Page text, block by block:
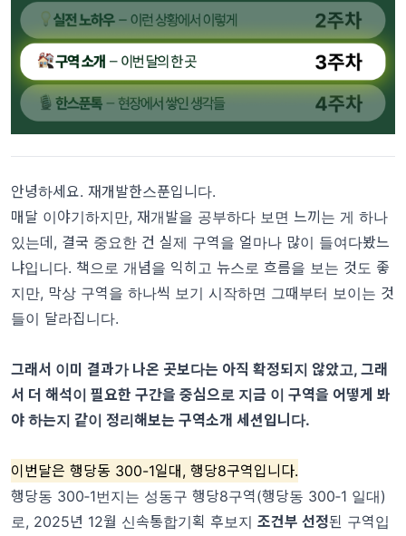
안녕하세요. 재개발한스푼입니다.
매달 이야기하지만, 재개발을 공부하다 보면 느끼는 게 하나
있는데, 결국 중요한 건 실제 구역을 얼마나 많이 들여다봤느
냐입니다. 책으로 개념을 익히고 뉴스로 흐름을 보는 것도 좋
지만, 막상 구역을 하나씩 보기 시작하면 그때부터 보이는 것
들이 달라집니다.
그래서 이미 결과가 나온 곳보다는 아직 확정되지 않았고, 그래
서 더 해석이 필요한 구간을 중심으로 지금 이 구역을 어떻게 봐
야 하는지 같이 정리해보는 구역소개 세션입니다.
이번달은 행당동 300-1일대, 행당8구역입니다.
행당동 300‑1번지는 성동구 행당8구역(행당동 300‑1 일대)
로, 2025년 12월 신속통합기획 후보지 조건부 선정된 구역입